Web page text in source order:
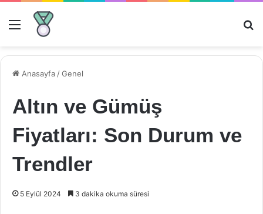
Menü
Anasayfa /Genel
Altın ve Gümüş
Fiyatları: Son Durum ve
Trendler
5 Eylül 2024 3 dakika okuma süresi